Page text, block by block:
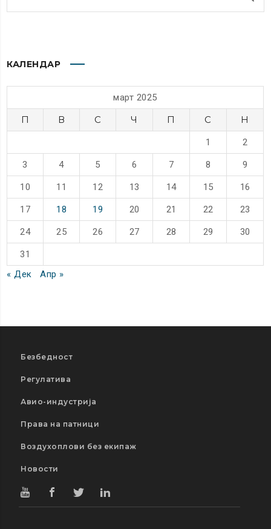
КАЛЕНДАР
март 2025
П В С Ч П С Н
1 2
3 4 5 6 7 8 9
10 11 12 13 14 15 16
17 18 19 20 21 22 23
24 25 26 27 28 29 30
31
« Дек
Апр »
Безбедност
Регулатива
Авио-индустрија
Права на патници
Воздухоплови без екипаж
Новости